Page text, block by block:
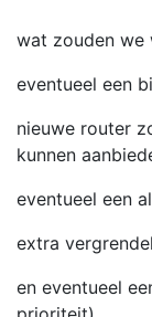
wat zouden we
eventueel een
nieuwe router
kunnen
eventueel een
extra
en eventueel